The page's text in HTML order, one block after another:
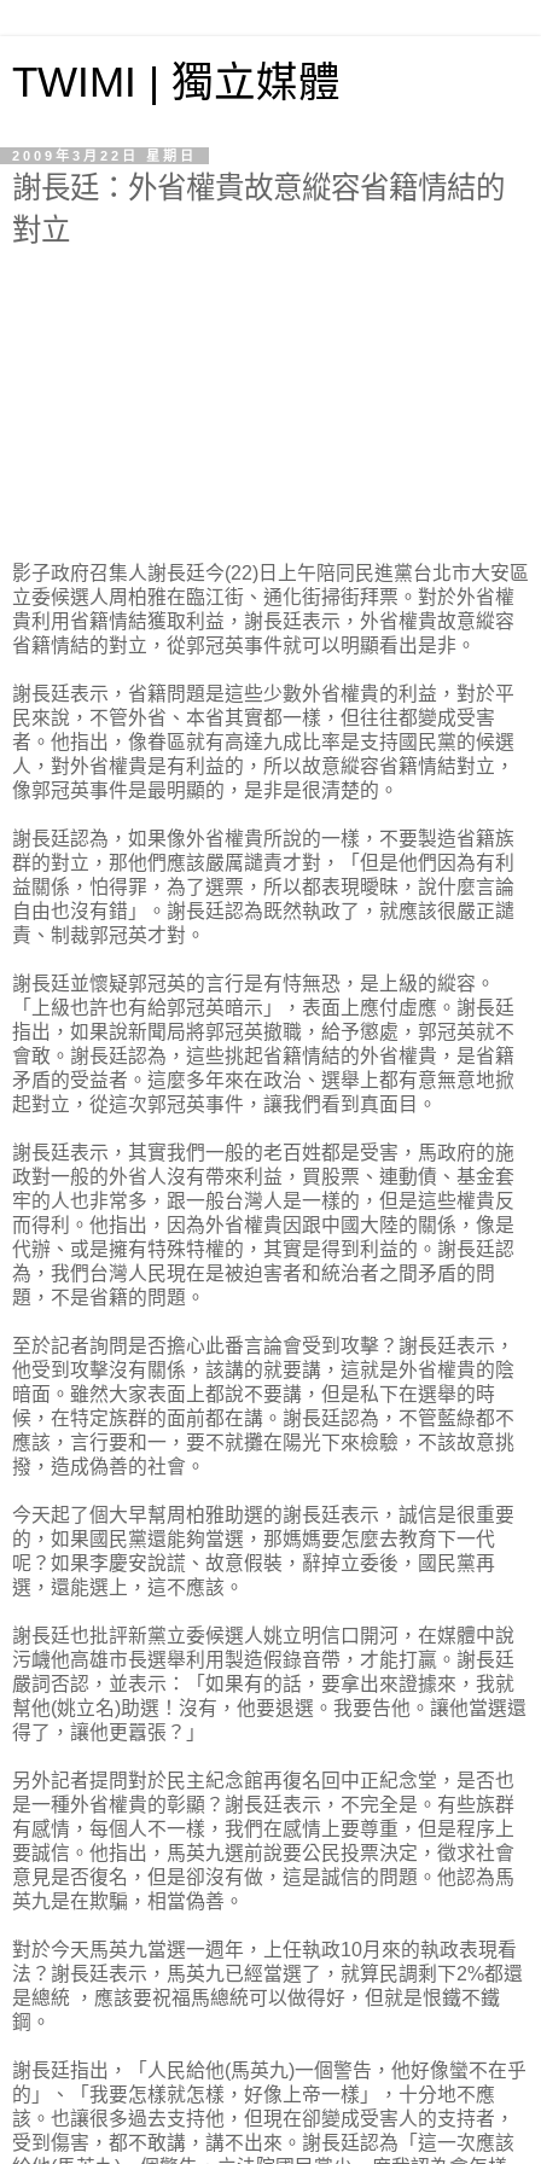
TWIMI | 獨立媒體
2009年3月22日 星期日
謝長廷：外省權貴故意縱容省籍情結的
對立
影子政府召集人謝長廷今(22)日上午陪同民進黨台北市大安區
立委候選人周柏雅在臨江街、通化街掃街拜票。對於外省權
貴利用省籍情結獲取利益，謝長廷表示，外省權貴故意縱容
省籍情結的對立，從郭冠英事件就可以明顯看出是非。
謝長廷表示，省籍問題是這些少數外省權貴的利益，對於平
民來說，不管外省、本省其實都一樣，但往往都變成受害
者。他指出，像眷區就有高達九成比率是支持國民黨的候選
人，對外省權貴是有利益的，所以故意縱容省籍情結對立，
像郭冠英事件是最明顯的，是非是很清楚的。
謝長廷認為，如果像外省權貴所說的一樣，不要製造省籍族
群的對立，那他們應該嚴厲譴責才對，「但是他們因為有利
益關係，怕得罪，為了選票，所以都表現曖昧，說什麼言論
自由也沒有錯」。謝長廷認為既然執政了，就應該很嚴正譴
責、制裁郭冠英才對。
謝長廷並懷疑郭冠英的言行是有恃無恐，是上級的縱容。
「上級也許也有給郭冠英暗示」，表面上應付虛應。謝長廷
指出，如果說新聞局將郭冠英撤職，給予懲處，郭冠英就不
會敢。謝長廷認為，這些挑起省籍情結的外省權貴，是省籍
矛盾的受益者。這麼多年來在政治、選舉上都有意無意地掀
起對立，從這次郭冠英事件，讓我們看到真面目。
謝長廷表示，其實我們一般的老百姓都是受害，馬政府的施
政對一般的外省人沒有帶來利益，買股票、連動債、基金套
牢的人也非常多，跟一般台灣人是一樣的，但是這些權貴反
而得利。他指出，因為外省權貴因跟中國大陸的關係，像是
代辦、或是擁有特殊特權的，其實是得到利益的。謝長廷認
為，我們台灣人民現在是被迫害者和統治者之間矛盾的問
題，不是省籍的問題。
至於記者詢問是否擔心此番言論會受到攻擊？謝長廷表示，
他受到攻擊沒有關係，該講的就要講，這就是外省權貴的陰
暗面。雖然大家表面上都說不要講，但是私下在選舉的時
候，在特定族群的面前都在講。謝長廷認為，不管藍綠都不
應該，言行要和一，要不就攤在陽光下來檢驗，不該故意挑
撥，造成偽善的社會。
今天起了個大早幫周柏雅助選的謝長廷表示，誠信是很重要
的，如果國民黨還能夠當選，那媽媽要怎麼去教育下一代
呢？如果李慶安說謊、故意假裝，辭掉立委後，國民黨再
選，還能選上，這不應該。
謝長廷也批評新黨立委候選人姚立明信口開河，在媒體中說
污衊他高雄市長選舉利用製造假錄音帶，才能打贏。謝長廷
嚴詞否認，並表示：「如果有的話，要拿出來證據來，我就
幫他(姚立名)助選！沒有，他要退選。我要告他。讓他當選還
得了，讓他更囂張？」
另外記者提問對於民主紀念館再復名回中正紀念堂，是否也
是一種外省權貴的彰顯？謝長廷表示，不完全是。有些族群
有感情，每個人不一樣，我們在感情上要尊重，但是程序上
要誠信。他指出，馬英九選前說要公民投票決定，徵求社會
意見是否復名，但是卻沒有做，這是誠信的問題。他認為馬
英九是在欺騙，相當偽善。
對於今天馬英九當選一週年，上任執政10月來的執政表現看
法？謝長廷表示，馬英九已經當選了，就算民調剩下2%都還
是總統 ，應該要祝福馬總統可以做得好，但就是恨鐵不鐵
鋼。
謝長廷指出，「人民給他(馬英九)一個警告，他好像蠻不在乎
的」、「我要怎樣就怎樣，好像上帝一樣」，十分地不應
該。也讓很多過去支持他，但現在卻變成受害人的支持者，
受到傷害，都不敢講，講不出來。謝長廷認為「這一次應該